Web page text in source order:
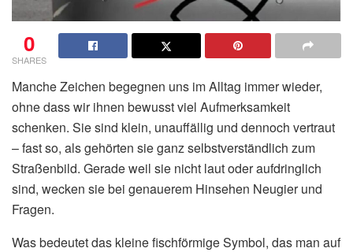
0
SHARES
Manche Zeichen begegnen uns im Alltag immer wieder,
ohne dass wir ihnen bewusst viel Aufmerksamkeit
schenken. Sie sind klein, unauffällig und dennoch vertraut
– fast so, als gehörten sie ganz selbstverständlich zum
Straßenbild. Gerade weil sie nicht laut oder aufdringlich
sind, wecken sie bei genauerem Hinsehen Neugier und
Fragen.
Was bedeutet das kleine fischförmige Symbol, das man auf